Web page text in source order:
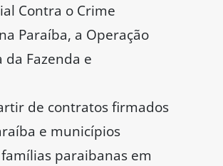
Contra o Crime
Paraíba, a Operação
Fazenda e
de contratos firmados
e municípios
paraibanas em